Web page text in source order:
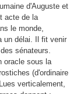
d'Auguste et
acte de la
le monde,
un délai. Il fit venir
sénateurs.
oracle sous la
(d'ordinaire
verticalement,